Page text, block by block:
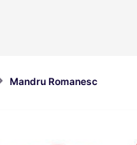
Mandru Romanesc